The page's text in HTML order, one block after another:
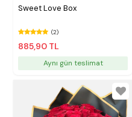
Sweet Love Box
(2)
885,90 TL
Aynı gün teslimat